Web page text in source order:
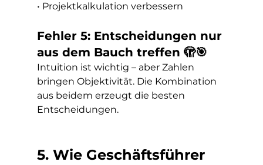
• Projektkalkulation verbessern
Fehler 5: Entscheidungen nur
aus dem Bauch treffen 🫣🎯
Intuition ist wichtig – aber Zahlen
bringen Objektivität. Die Kombination
aus beidem erzeugt die besten
Entscheidungen.
5. Wie Geschäftsführer